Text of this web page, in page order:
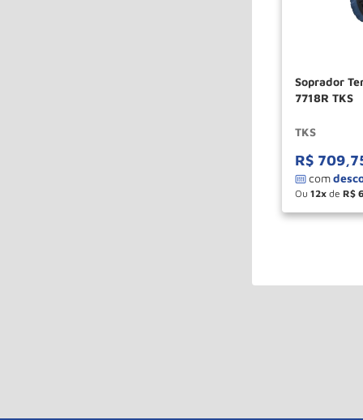
Soprador
7718R TKS
TKS
R$ 709,
Ou 12 de R$
－